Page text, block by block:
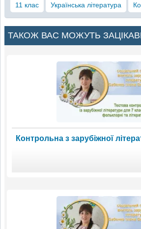
11 клас Українська література
ТАКОЖ ВАС МОЖУТЬ
Контрольна з зарубіжної